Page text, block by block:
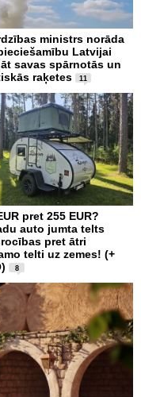
ministrs norāda
Latvijai
savas spārnotās un
raķetes
11
pret 255 EUR?
auto jumta telts
pret ātri
telti uz zemes! (+
8